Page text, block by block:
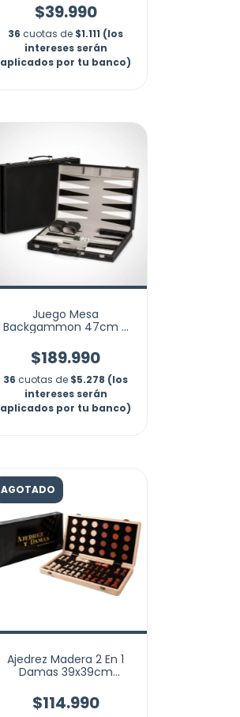
$39.990
36 cuotas de $1.111 (los
intereses serán
aplicados por tu banco)
Juego Mesa
Backgammon 47cm +
$189.990
36 cuotas de $5.278 (los
intereses serán
aplicados por tu banco)
AGOTADO
Ajedrez Madera 2 En 1
Damas 39x39cm
$114.990